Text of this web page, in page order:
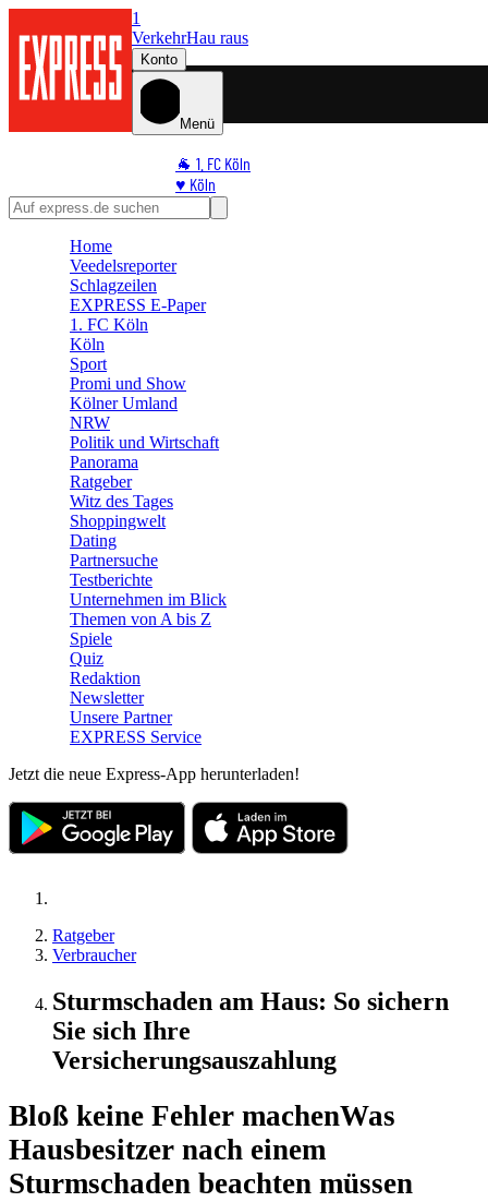
1
VerkehrHau raus
Konto
Menü
🐐 1. FC Köln
♥️ Köln
⭐ Promi
🛒 Shoppingwelt
Home
Veedelsreporter
Schlagzeilen
EXPRESS E-Paper
1. FC Köln
Köln
Sport
Promi und Show
Kölner Umland
NRW
Politik und Wirtschaft
Panorama
Ratgeber
Witz des Tages
Shoppingwelt
Dating
Partnersuche
Testberichte
Unternehmen im Blick
Themen von A bis Z
Spiele
Quiz
Redaktion
Newsletter
Unsere Partner
EXPRESS Service
Jetzt die neue Express-App herunterladen!
Ratgeber
Verbraucher
Sturmschaden am Haus: So sichern
Sie sich Ihre
Versicherungsauszahlung
Bloß keine Fehler machenWas
Hausbesitzer nach einem
Sturmschaden beachten müssen